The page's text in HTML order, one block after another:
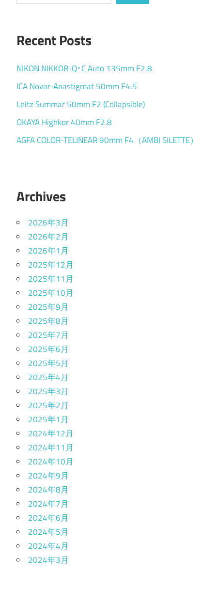
Recent Posts
NIKON NIKKOR-Q･C Auto 135mm F2.8
ICA Novar-Anastigmat 50mm F4.5
Leitz Summar 50mm F2 (Collapsible)
OKAYA Highkor 40mm F2.8
AGFA COLOR-TELINEAR 90mm F4（AMBI SILETTE）
Archives
2026年3月
2026年2月
2026年1月
2025年12月
2025年11月
2025年10月
2025年9月
2025年8月
2025年7月
2025年6月
2025年5月
2025年4月
2025年3月
2025年2月
2025年1月
2024年12月
2024年11月
2024年10月
2024年9月
2024年8月
2024年7月
2024年6月
2024年5月
2024年4月
2024年3月